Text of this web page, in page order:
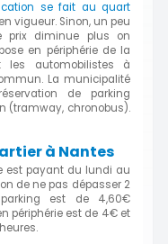
se fait au quart
vigueur. Sinon, un peu
prix diminue plus on
en périphérie de la
les automobilistes à
La municipalité
de parking
(tramway, chronobus).
à Nantes
est payant du lundi au
de ne pas dépasser 2
est de 4,60€
périphérie est de 4€ et